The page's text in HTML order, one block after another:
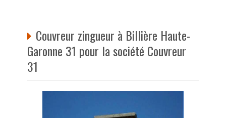
Couvreur zingueur à Billière Haute-
Garonne 31 pour la société Couvreur
31